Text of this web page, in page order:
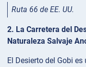
Ruta 66 de EE. UU.
2. La Carretera del
Naturaleza Salvaje
El Desierto del Gobi